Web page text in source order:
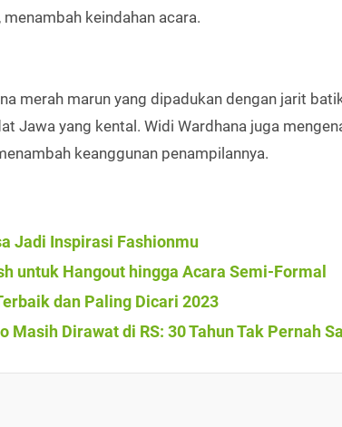
keindahan acara.
merah marun yang dipadukan dengan jarit
Jawa yang kental. Widi Wardhana juga
keanggunan penampilannya.
Jadi Inspirasi Fashionmu
untuk Hangout hingga Acara Semi-Formal
dan Paling Dicari 2023
Dirawat di RS: 30 Tahun Tak Pernah